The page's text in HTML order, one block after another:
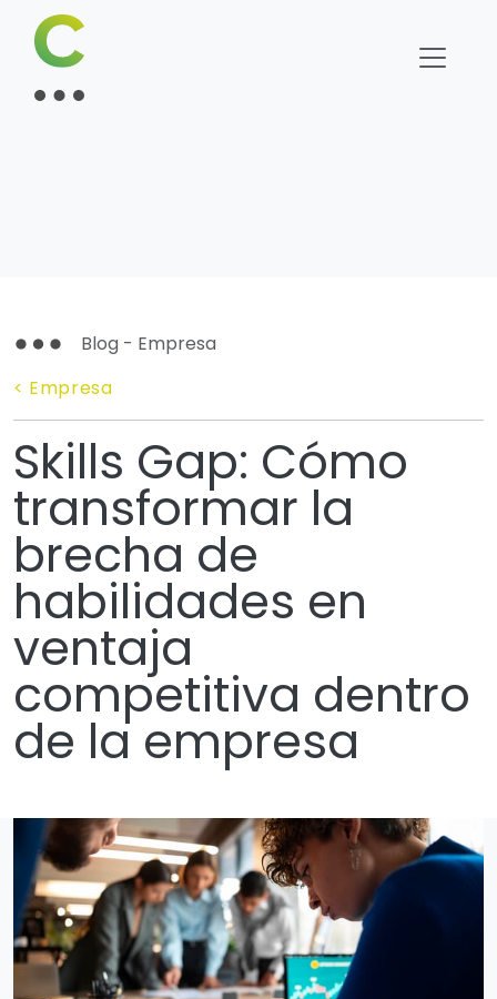
Blog - Empresa
< Empresa
Skills Gap: Cómo
transformar la
brecha de
habilidades en
ventaja
competitiva dentro
de la empresa